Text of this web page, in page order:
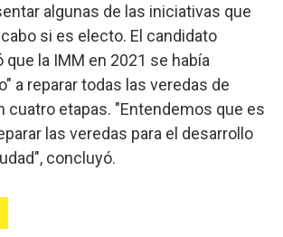
algunas de las iniciativas que
si es electo. El candidato
la IMM en 2021 se había
a reparar todas las veredas de
cuatro etapas. "Entendemos que es
las veredas para el desarrollo
concluyó.